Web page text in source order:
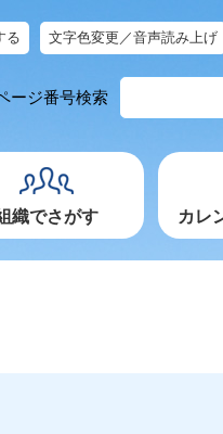
る 文字色変更／音声読み上げ
ージ番号検索
ペ
ジ
号
織でさがす カレ